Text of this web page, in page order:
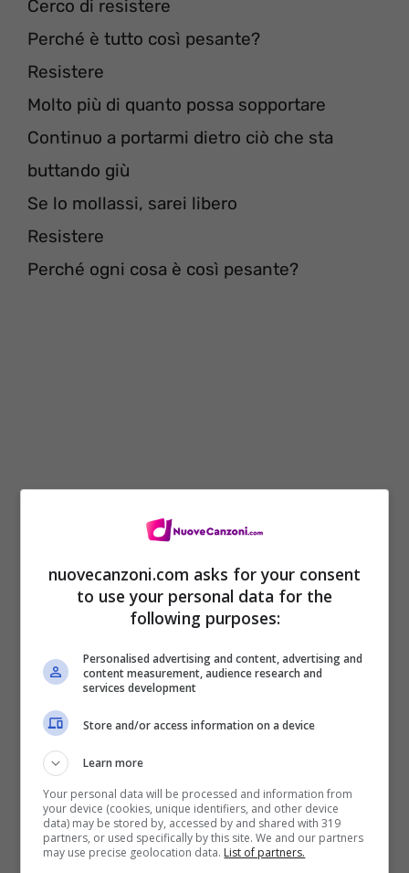
Cerco di resistere
Perché è tutto così pesante?
Resistere
Molto più di quanto possa sopportare
Continuo a portarmi dietro ciò che sta
buttando giù
Se lo mollassi, sarei libero
Resistere
Perché ogni cosa è così pesante?
[Ponte: Chester Bennington & Kiiara]
So di non essere al centro dell’universo
Ma continui a girarmi intorno come se lo
fossi
So di non essere al centro dell’universo
Ma continui a girarmi intorno come se lo
fossi
mi fa perdere la testa
Pensando che tutto ruoti intorno a me
nuovecanzoni.com asks for your consent
to use your personal data for the
following purposes:
Personalised advertising and content, advertising and
content measurement, audience research and
services development
Store and/or access information on a device
Learn more
Your personal data will be processed and information from
your device (cookies, unique identifiers, and other device
data) may be stored by, accessed by and shared with 319
partners, or used specifically by this site. We and our partners
may use precise geolocation data. List of partners.